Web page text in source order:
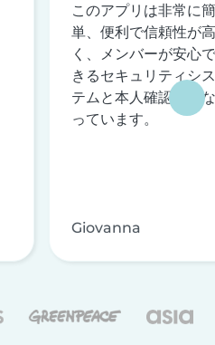
このアプリは非常に簡
単、便利で信頼性が高
く、メンバーが安心で
きるセキュリティシス
テムと本人確認を行な
っています。
Giovanna